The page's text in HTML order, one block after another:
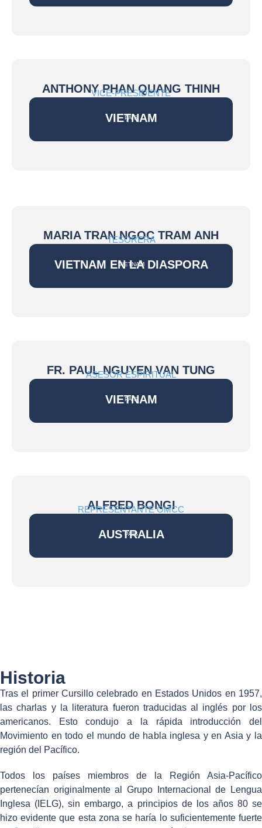
ANTHONY PHAN QUANG THINH
VICE-PRESIDENTE
PAÍS
VIETNAM
MARIA TRAN NGOC TRAM ANH
TESORERA
VIETNAM
VIETNAM EN LA DIASPORA
FR. PAUL NGUYEN VAN TUNG
ASESOR ESPIRITUAL
PAÍS
VIETNAM
ALFRED BONGI
REPRESENTANTE OMCC
PAÍS
AUSTRALIA
Historia
Tras el primer Cursillo celebrado en Estados Unidos en 1957,
las charlas y la literatura fueron traducidas al inglés por los
americanos. Esto condujo a la rápida introducción del
Movimiento en todo el mundo de habla inglesa y en Asia y la
región del Pacífico.
Todos los países miembros de la Región Asia-Pacífico
pertenecían originalmente al Grupo Internacional de Lengua
Inglesa (IELG), sin embargo, a principios de los años 80 se
hizo evidente que esta zona se haría lo suficientemente fuerte